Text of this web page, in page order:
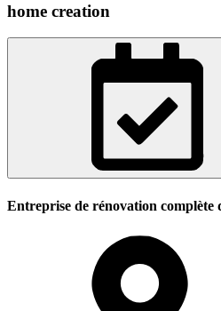
home creation
Entreprise de rénovation complète